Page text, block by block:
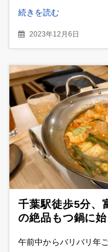
続きを読む
2023年12月6日
千葉駅徒歩5分
の絶品もつ鍋に
午前中からバリバリ年